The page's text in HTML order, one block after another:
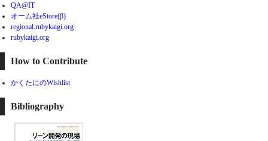
QA@IT
オーム社eStore(β)
regional.rubykaigi.org
rubykaigi.org
How to Contribute
かくたにのWishlist
Bibliography